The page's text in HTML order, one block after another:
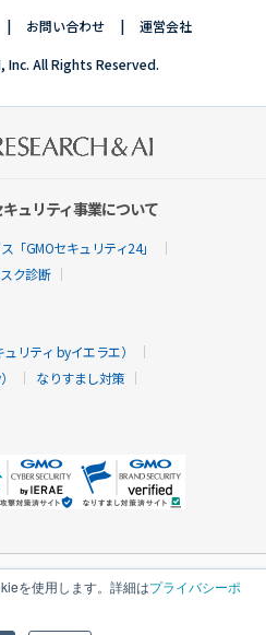
を使用します。詳細はプライバシーポ
お問い合わせ 運営会社
Inc. All Rights Reserved.
ュリティ事業について
「GMOセキュリティ24」
ク診断
リティ byイエラエ）
なりすまし対策